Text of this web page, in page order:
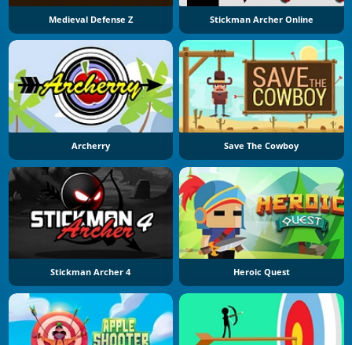
Medieval Defense Z Stickman Archer Online
Archerry Save The Cowboy
Stickman Archer 4 Heroic Quest